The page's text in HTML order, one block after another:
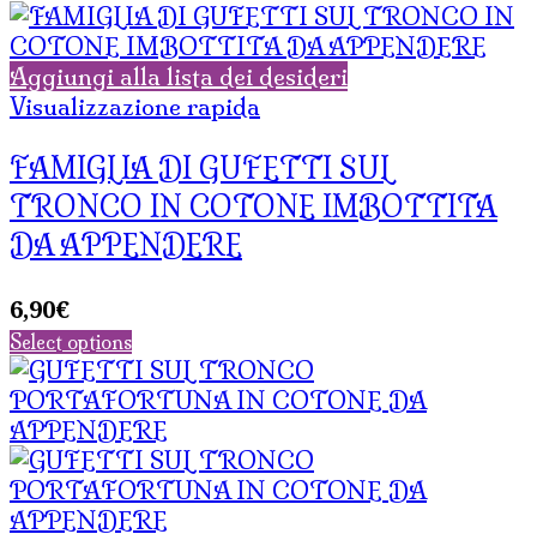
Aggiungi alla lista dei desideri
Visualizzazione rapida
FAMIGLIA DI GUFETTI SUL
TRONCO IN COTONE IMBOTTITA
DA APPENDERE
6,90€
Select options